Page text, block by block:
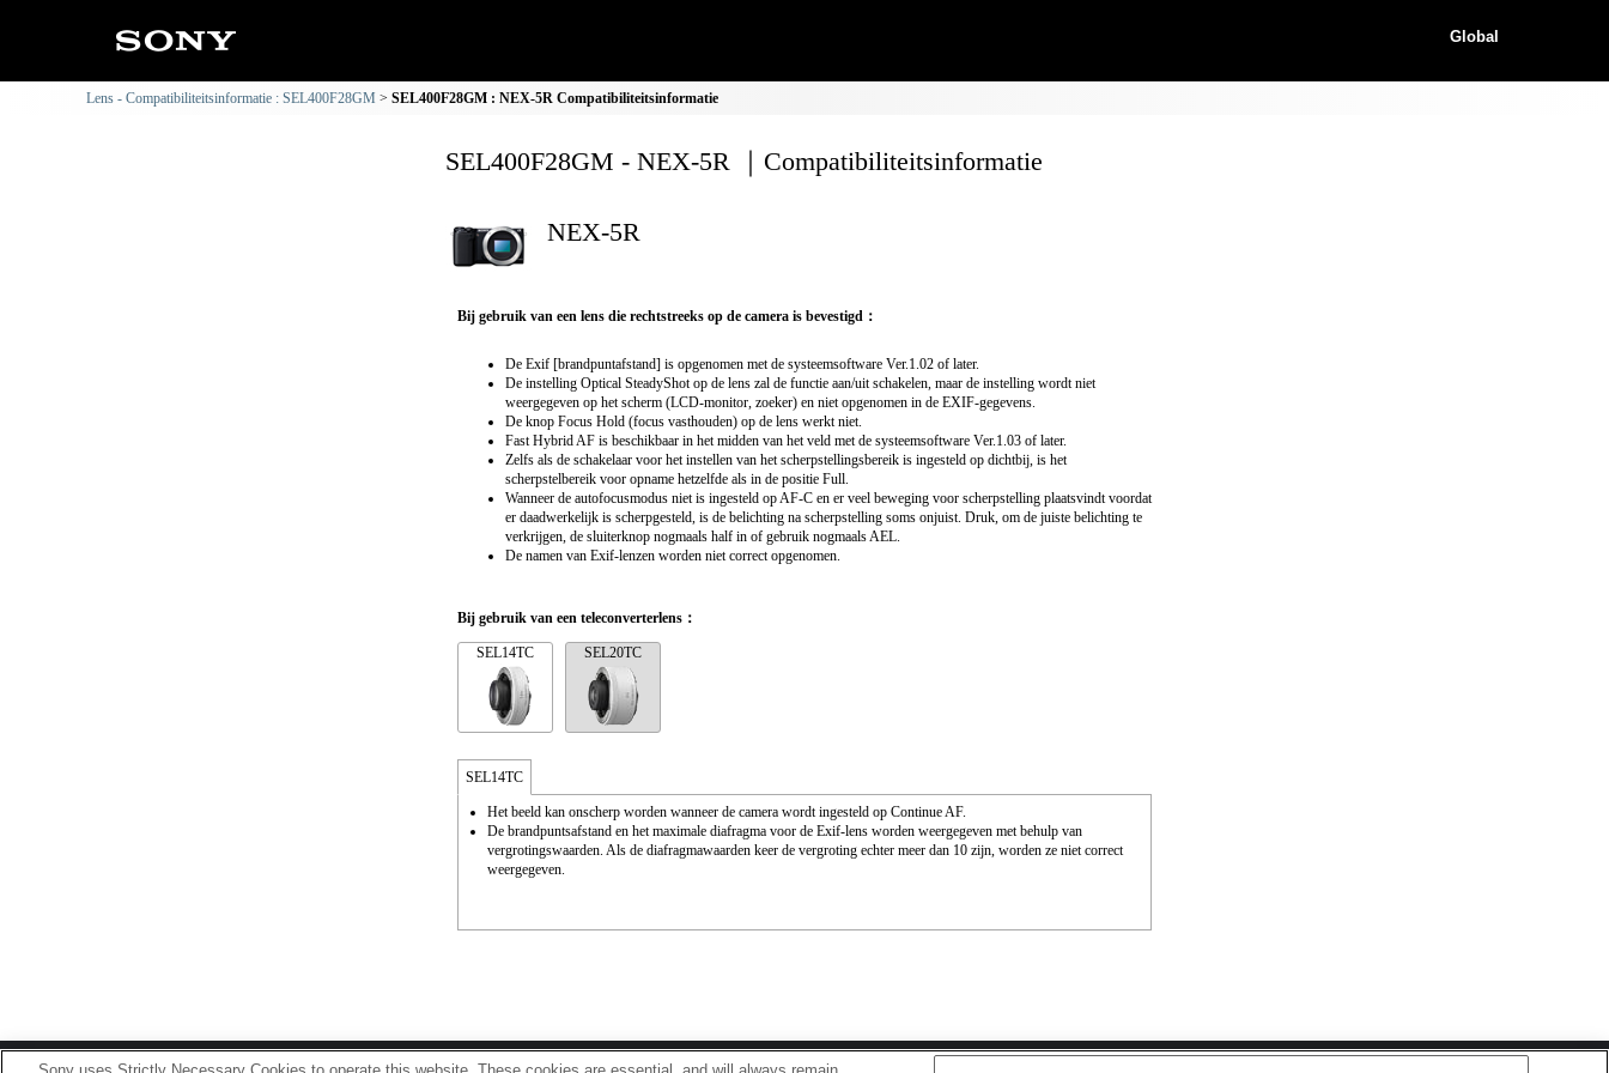
Global
Lens - Compatibiliteitsinformatie : SEL400F28GM SEL400F28GM : NEX-5R Compatibiliteitsinformatie
SEL400F28GM - NEX-5R ｜Compatibiliteitsinformatie
NEX-5R
Bij gebruik van een lens die rechtstreeks op de camera is bevestigd：
De Exif [brandpuntafstand] is opgenomen met de systeemsoftware Ver.1.02 of later.
De instelling Optical SteadyShot op de lens zal de functie aan/uit schakelen, maar de instelling wordt niet
weergegeven op het scherm (LCD-monitor, zoeker) en niet opgenomen in de EXIF-gegevens.
De knop Focus Hold (focus vasthouden) op de lens werkt niet.
Fast Hybrid AF is beschikbaar in het midden van het veld met de systeemsoftware Ver.1.03 of later.
Zelfs als de schakelaar voor het instellen van het scherpstellingsbereik is ingesteld op dichtbij, is het
scherpstelbereik voor opname hetzelfde als in de positie Full.
Wanneer de autofocusmodus niet is ingesteld op AF-C en er veel beweging voor scherpstelling plaatsvindt voordat
er daadwerkelijk is scherpgesteld, is de belichting na scherpstelling soms onjuist. Druk, om de juiste belichting te
verkrijgen, de sluiterknop nogmaals half in of gebruik nogmaals AEL.
De namen van Exif-lenzen worden niet correct opgenomen.
Bij gebruik van een teleconverterlens：
SEL14TC SEL20TC
SEL14TC
Het beeld kan onscherp worden wanneer de camera wordt ingesteld op Continue AF.
De brandpuntsafstand en het maximale diafragma voor de Exif-lens worden weergegeven met behulp van
vergrotingswaarden. Als de diafragmawaarden keer de vergroting echter meer dan 10 zijn, worden ze niet correct
weergegeven.